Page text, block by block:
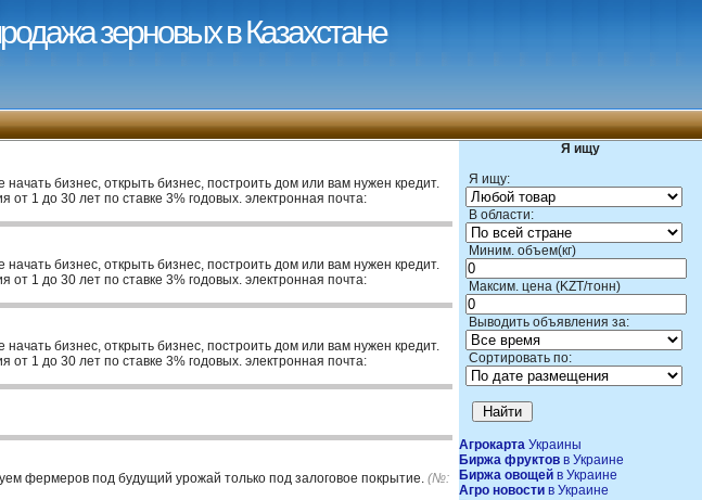
зерновых в Казахстане
Я ищу
Я ищу:
В области:
Миним. объем(кг)
Максим. цена (KZT/тонн)
Выводить объявления за:
Сортировать по:
Агрокарта Украины
Биржа фруктов в Украине
Биржа овощей в Украине
Агро новости в Украине
бизнес, открыть бизнес, построить дом или вам нужен кредит.
1 до 30 лет по ставке 3% годовых. электронная почта:
бизнес, открыть бизнес, построить дом или вам нужен кредит.
1 до 30 лет по ставке 3% годовых. электронная почта:
бизнес, открыть бизнес, построить дом или вам нужен кредит.
1 до 30 лет по ставке 3% годовых. электронная почта:
фермеров под будущий урожай только под залоговое покрытие. (№: